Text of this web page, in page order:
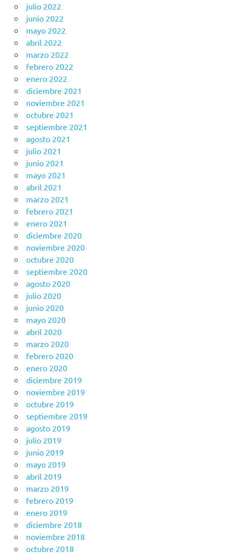
julio 2022
junio 2022
mayo 2022
abril 2022
marzo 2022
febrero 2022
enero 2022
diciembre 2021
noviembre 2021
octubre 2021
septiembre 2021
agosto 2021
julio 2021
junio 2021
mayo 2021
abril 2021
marzo 2021
febrero 2021
enero 2021
diciembre 2020
noviembre 2020
octubre 2020
septiembre 2020
agosto 2020
julio 2020
junio 2020
mayo 2020
abril 2020
marzo 2020
febrero 2020
enero 2020
diciembre 2019
noviembre 2019
octubre 2019
septiembre 2019
agosto 2019
julio 2019
junio 2019
mayo 2019
abril 2019
marzo 2019
febrero 2019
enero 2019
diciembre 2018
noviembre 2018
octubre 2018